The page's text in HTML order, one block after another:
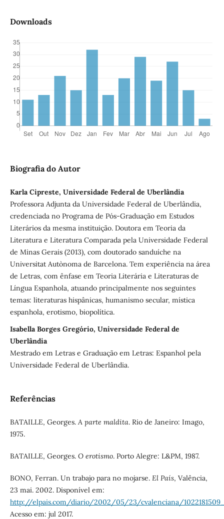
Downloads
Biografia do Autor
Karla Cipreste, Universidade Federal de Uberlândia
Professora Adjunta da Universidade Federal de Uberlândia,
credenciada no Programa de Pós-Graduação em Estudos
Literários da mesma instituição. Doutora em Teoria da
Literatura e Literatura Comparada pela Universidade Federal
de Minas Gerais (2013), com doutorado sanduíche na
Universitat Autònoma de Barcelona. Tem experiência na área
de Letras, com ênfase em Teoria Literária e Literaturas de
Língua Espanhola, atuando principalmente nos seguintes
temas: literaturas hispânicas, humanismo secular, mística
espanhola, erotismo, biopolítica.
Isabella Borges Gregório, Universidade Federal de
Uberlândia
Mestrado em Letras e Graduação em Letras: Espanhol pela
Universidade Federal de Uberlândia.
Referências
BATAILLE, Georges. A parte maldita. Rio de Janeiro: Imago,
1975.
BATAILLE, Georges. O erotismo. Porto Alegre: L&PM, 1987.
BONO, Ferran. Un trabajo para no mojarse. El País, Valência,
23 mai. 2002. Disponível em:
http://elpais.com/diario/2002/05/23/cvalenciana/
Acesso em: jul 2017.